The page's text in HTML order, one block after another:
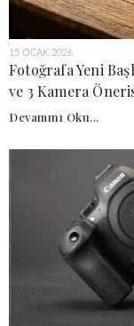
15 OCAK 2026
Fotoğrafa Yeni
ve 3 Kamera
Devamını Oku...